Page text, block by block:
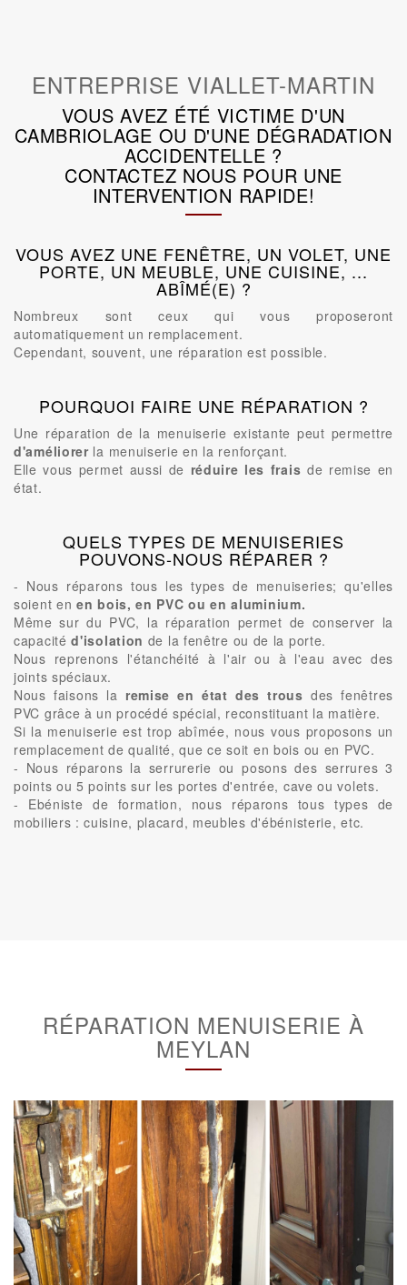
ENTREPRISE VIALLET-MARTIN
VOUS AVEZ ÉTÉ VICTIME D'UN
CAMBRIOLAGE OU D'UNE DÉGRADATION
ACCIDENTELLE ?
CONTACTEZ NOUS POUR UNE
INTERVENTION RAPIDE!
VOUS AVEZ UNE FENÊTRE, UN VOLET, UNE
PORTE, UN MEUBLE, UNE CUISINE, ...
ABÎMÉ(E) ?
Nombreux sont ceux qui vous proposeront
automatiquement un remplacement.
Cependant, souvent, une réparation est possible.
POURQUOI FAIRE UNE RÉPARATION ?
Une réparation de la menuiserie existante peut permettre
d'améliorerla menuiserie en la renforçant.
Elle vous permet aussi de réduire les frais de remise en
état.
QUELS TYPES DE MENUISERIES
POUVONS-NOUS RÉPARER ?
- Nous réparons tous les types de menuiseries; qu'elles
soient en en bois, en PVC ou en aluminium.
Même sur du PVC, la réparation permet de conserver la
capacitéd'isolation de la fenêtre ou de la porte.
Nous reprenons l'étanchéité à l'air ou à l'eau avec des
joints spéciaux.
Nous faisons la remise en état des trous des fenêtres
PVC grâce à un procédé spécial, reconstituant la matière.
Si la menuiserie est trop abîmée, nous vous proposons un
remplacement de qualité, que ce soit en bois ou en PVC.
- Nous réparons la serrurerie ou posons des serrures 3
points ou 5 points sur les portes d'entrée, cave ou volets.
- Ebéniste de formation, nous réparons tous types de
mobiliers : cuisine, placard, meubles d'ébénisterie, etc.
RÉPARATION MENUISERIE À
MEYLAN